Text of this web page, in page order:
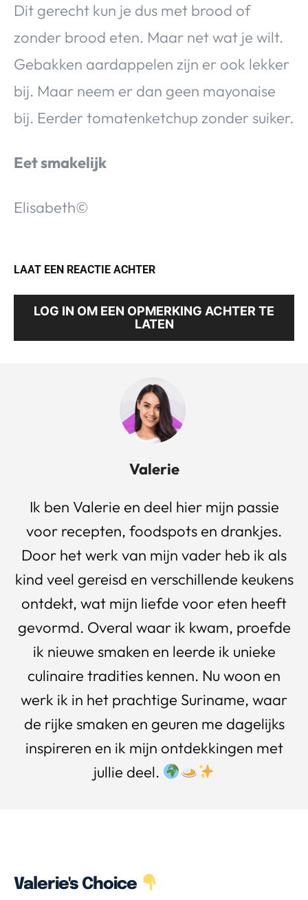
Dit gerecht kun je dus met brood of
zonder brood eten. Maar net wat je wilt.
Gebakken aardappelen zijn er ook lekker
bij. Maar neem er dan geen mayonaise
bij. Eerder tomatenketchup zonder suiker.
Eet smakelijk
Elisabeth©
LAAT EEN REACTIE ACHTER
LOG IN OM EEN OPMERKING ACHTER TE
LATEN
Valerie
Ik ben Valerie en deel hier mijn passie
voor recepten, foodspots en drankjes.
Door het werk van mijn vader heb ik als
kind veel gereisd en verschillende keukens
ontdekt, wat mijn liefde voor eten heeft
gevormd. Overal waar ik kwam, proefde
ik nieuwe smaken en leerde ik unieke
culinaire tradities kennen. Nu woon en
werk ik in het prachtige Suriname, waar
de rijke smaken en geuren me dagelijks
inspireren en ik mijn ontdekkingen met
jullie deel.
Valerie's Choice